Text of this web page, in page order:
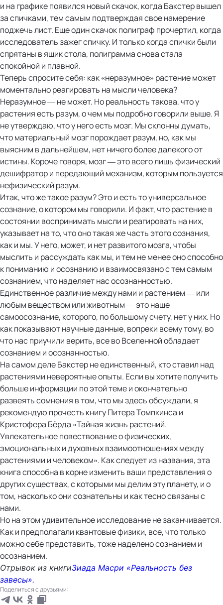
и на графике появился новый скачок, когда Бакстер вышел
за спичками, тем самым подтверждая свое намерение
поджечь лист. Еще один скачок полиграф прочертил, когда
исследователь зажег спичку. И только когда спички были
спрятаны в ящик стола, полиграмма снова стала
спокойной и плавной.
Теперь спросите себя: как «неразумное» растение может
моментально реагировать на мысли человека?
Неразумное — не может. Но реальность такова, что у
растения есть разум, о чем мы подробно говорили выше. Я
не утверждаю, что у него есть мозг. Мы склонны думать,
что материальный мозг порождает разум, но, как мы
выясним в дальнейшем, нет ничего более далекого от
истины. Короче говоря, мозг — это всего лишь физический
дешифратор и передающий механизм, которым пользуется
нефизический разум.
Итак, что же такое разум? Это и есть то универсальное
сознание, о котором мы говорили. И факт, что растение в
состоянии воспринимать мысли и реагировать на них,
указывает на то, что оно такая же часть этого сознания,
как и мы. У него, может, и нет развитого мозга, чтобы
мыслить и рассуждать как мы, и тем не менее оно способно
к пониманию и осознанию и взаимосвязано с тем самым
сознанием, что наделяет нас осознанностью.
Единственное различие между нами и растением — или
любым веществом или животным — это наше
самоосознание, которого, по большому счету, нет у них. Но
как показывают научные данные, вопреки всему тому, во
что нас приучили верить, все во Вселенной обладает
сознанием и осознанностью.
На самом деле Бакстер не единственный, кто ставил над
растениями невероятные опыты. Если вы хотите получить
больше информации по этой теме и окончательно
развеять сомнения в том, что мы здесь обсуждали, я
рекомендую прочесть книгу Питера Томпкинса и
Кристофера Бёрда «Тайная жизнь растений.
Увлекательное повествование о физических,
эмоциональных и духовных взаимоотношениях между
растениями и человеком». Как следует из названия, эта
книга способна в корне изменить ваши представления о
других существах, с которыми мы делим эту планету, и о
том, насколько они сознательны и как тесно связаны с
нами.
Но на этом удивительное исследование не заканчивается.
Как и предполагали квантовые физики, все, что только
можно себе представить, тоже наделено сознанием и
осознанием.
Отрывок из книгиЗиада Масри «Реальность без
завесы».
Поделиться с друзьями: